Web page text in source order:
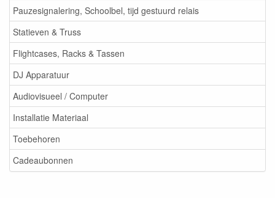
Pauzesignalering, Schoolbel, tijd gestuurd relais
Statieven & Truss
Flightcases, Racks & Tassen
DJ Apparatuur
Audiovisueel / Computer
Installatie Materiaal
Toebehoren
Cadeaubonnen